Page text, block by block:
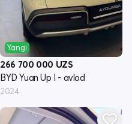
Yangi
266 700 000 UZS
BYD Yuan Up I - avlod
2024